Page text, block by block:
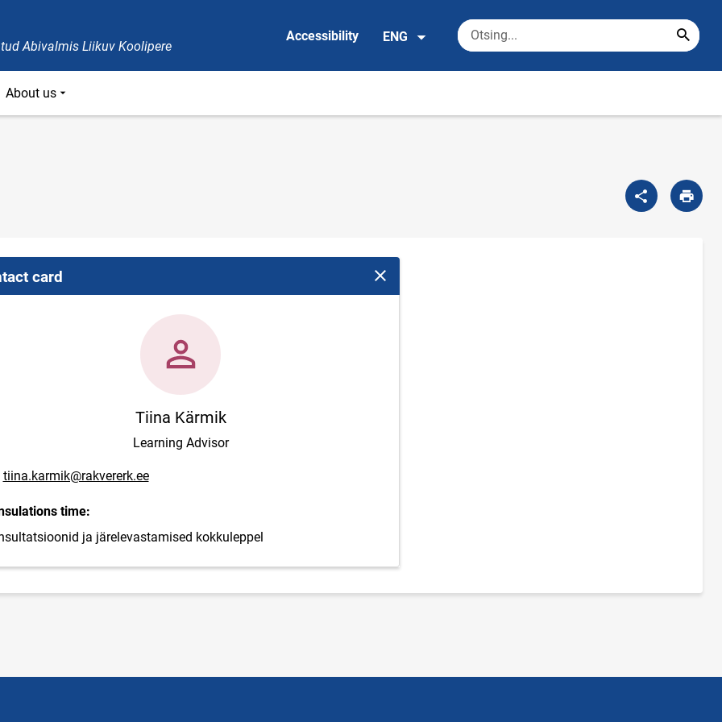
Abivalmis Liikuv Koolipere
Accessibility ENG
About us
card Close modal
Tiina Kärmik
Learning Advisor
address
tiina.karmik@rakvererk.ee
time:
ja järelevastamised kokkuleppel